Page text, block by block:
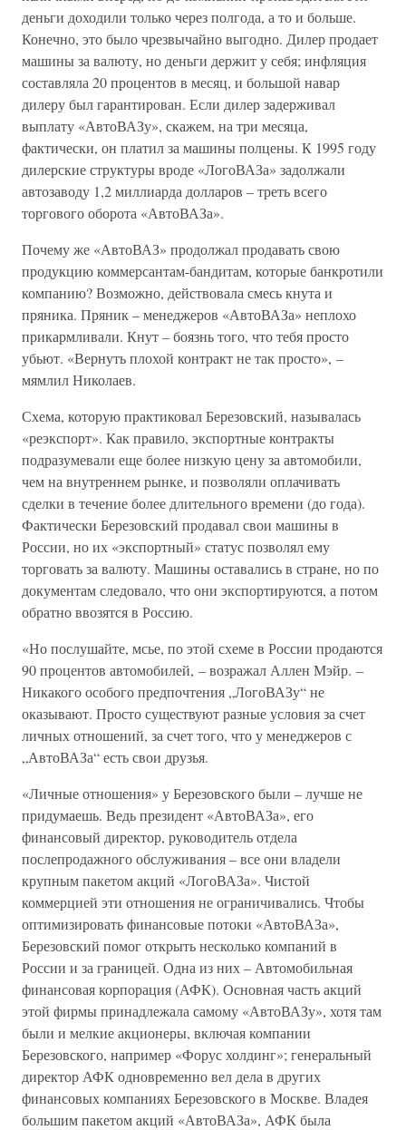
деньги доходили только через полгода, а то и больше.
Конечно, это было чрезвычайно выгодно. Дилер продает
машины за валюту, но деньги держит у себя; инфляция
составляла 20 процентов в месяц, и большой навар
дилеру был гарантирован. Если дилер задерживал
выплату «АвтоВАЗу», скажем, на три месяца,
фактически, он платил за машины полцены. К 1995 году
дилерские структуры вроде «ЛогоВАЗа» задолжали
автозаводу 1,2 миллиарда долларов – треть всего
торгового оборота «АвтоВАЗа».
Почему же «АвтоВАЗ» продолжал продавать свою
продукцию коммерсантам-бандитам, которые банкротили
компанию? Возможно, действовала смесь кнута и
пряника. Пряник – мене­джеров «АвтоВАЗа» неплохо
прикармливали. Кнут – боязнь того, что тебя просто
убьют. «Вернуть плохой контракт не так просто», –
мямлил Николаев.
Схема, которую практиковал Березовский, называлась
«реэкспорт». Как правило, экспортные контракты
подразумевали еще более низкую цену за автомобили,
чем на внутреннем рынке, и позволяли оплачивать
сделки в течение более длительного времени (до года).
Фактически Березовский продавал свои машины в
России, но их «экспортный» статус позволял ему
торговать за валюту. Машины оставались в стране, но по
документам следовало, что они экспортируются, а потом
обратно ввозятся в Россию.
«Но послушайте, мсье, по этой схеме в России продаются
90 процентов автомобилей, – возражал Аллен Мэйр. –
Никакого особого предпочтения „ЛогоВАЗу“ не
оказывают. Просто существуют разные условия за счет
личных отношений, за счет того, что у менеджеров с
„АвтоВАЗа“ есть свои друзья.
«Личные отношения» у Березовского были – лучше не
придумаешь. Ведь президент «АвтоВАЗа», его
финансовый директор, руководитель отдела
послепродажного обслуживания – все они владели
крупным пакетом акций «ЛогоВАЗа». Чистой
коммерцией эти отношения не ограничивались. Чтобы
оптимизировать финансовые потоки «АвтоВАЗа»,
Березовский помог открыть несколько компаний в
России и за границей. Одна из них – Автомобильная
финансовая корпорация (АФК). Основная часть акций
этой фирмы принадлежала самому «АвтоВАЗу», хотя там
были и мелкие акционеры, включая компании
Березовского, например «Форус холдинг»; генеральный
директор АФК одновременно вел дела в других
финансовых компаниях Березовского в Москве. Владея
большим пакетом акций «АвтоВАЗа», АФК была